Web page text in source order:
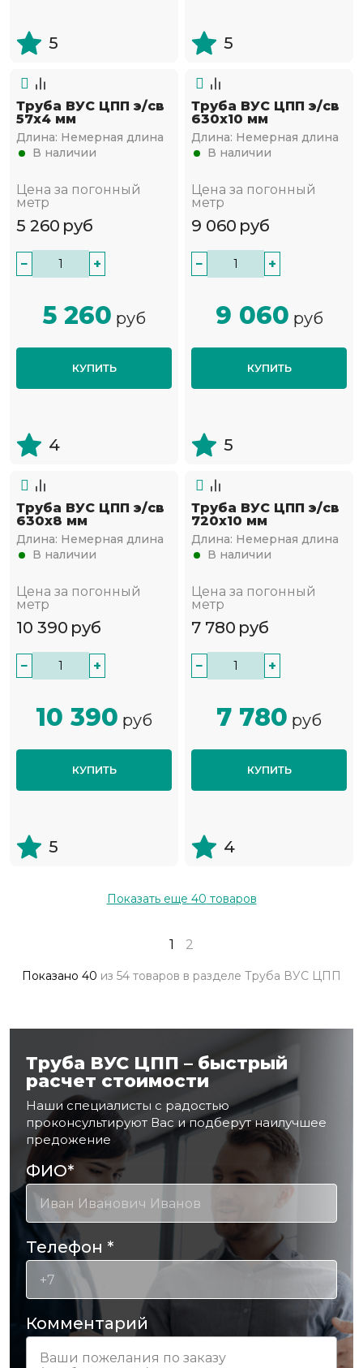
5 5
Труба ВУС ЦПП э/св
57х4 мм
Длина: Немерная длина
В наличии
Цена за погонный
метр
5 260 руб
− +
5 260 руб
КУПИТЬ
4
Труба ВУС ЦПП э/св
630х10 мм
Длина: Немерная длина
В наличии
Цена за погонный
метр
9 060 руб
− +
9 060 руб
КУПИТЬ
5
Труба ВУС ЦПП э/св
630х8 мм
Длина: Немерная длина
В наличии
Цена за погонный
метр
10 390 руб
− +
10 390 руб
КУПИТЬ
5
Труба ВУС ЦПП э/св
720х10 мм
Длина: Немерная длина
В наличии
Цена за погонный
метр
7 780 руб
− +
7 780 руб
КУПИТЬ
4
Показать еще 40 товаров
1 2
Показано 40 из 54 товаров в разделе Труба ВУС ЦПП
Труба ВУС ЦПП – быстрый
расчет стоимости
Наши специалисты с радостью
проконсультируют Вас и подберут наилучшее
предожение
ФИО*
Телефон *
Комментарий